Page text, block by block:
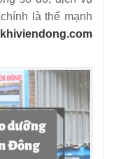
bị làm đồ ăn
Uống nước mía có
mía “dởm” mà
là thế mạnh